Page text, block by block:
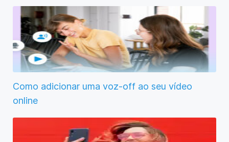
Como adicionar uma voz-off ao seu vídeo
online